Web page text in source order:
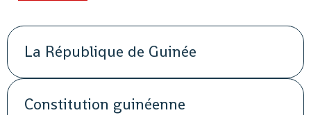
La République de Guinée
Constitution guinéenne